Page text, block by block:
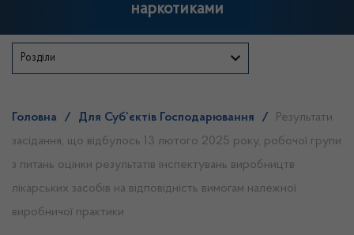
наркотиками
Розділи
Головна / Для Суб’єктів Господарювання /
Результати
засідання, що відбулось 13 лютого 2025 року, робочої групи
з питань оцінки результатів інспектувань виробництв
лікарських засобів на відповідність вимогам належної
виробничої практики